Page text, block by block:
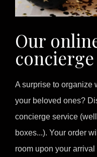
Our
A surprise to organize
your beloved ones?
concierge service
boxes...). Your order
room upon your